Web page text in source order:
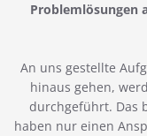
Problemlösungen
An uns gestellte
hinaus gehen,
durchgeführt. Das
haben nur einen